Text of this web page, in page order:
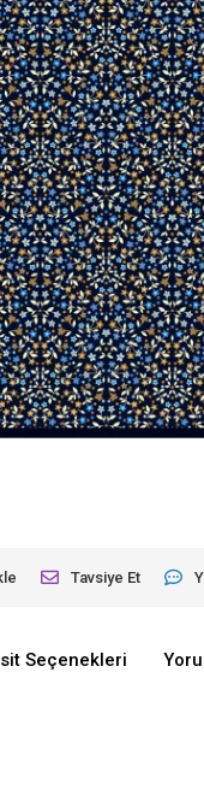
Tavsiye Et
Seçenekleri